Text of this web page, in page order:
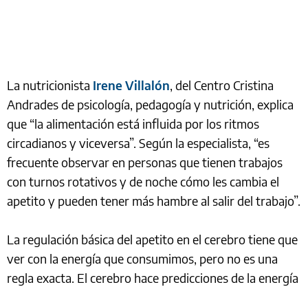
La nutricionista Irene Villalón, del Centro Cristina
Andrades de psicología, pedagogía y nutrición, explica
que “la alimentación está influida por los ritmos
circadianos y viceversa”. Según la especialista, “es
frecuente observar en personas que tienen trabajos
con turnos rotativos y de noche cómo les cambia el
apetito y pueden tener más hambre al salir del trabajo”.
La regulación básica del apetito en el cerebro tiene que
ver con la energía que consumimos, pero no es una
regla exacta. El cerebro hace predicciones de la energía